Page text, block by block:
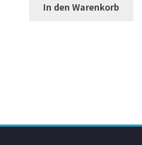
In den Warenkorb